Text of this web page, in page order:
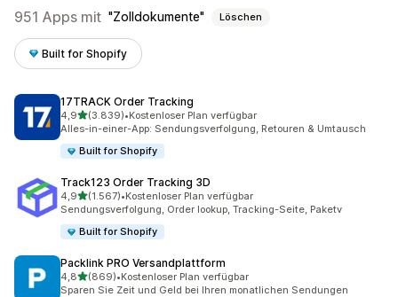
951 Apps mit Zolldokumente Löschen
Built for Shopify
17TRACK Order Tracking
4,9von 5 Sternen
(3.839)
3839 Rezensionen insgesamt
•Kostenloser Plan verfügbar
Alles-in-einer-App: Sendungsverfolgung, Retouren & Umtausch
Built for Shopify
Track123 Order Tracking 3D
4,9von 5 Sternen
(1.567)
1567 Rezensionen insgesamt
•Kostenloser Plan verfügbar
Sendungsverfolgung, Order lookup, Tracking-Seite, Paketv
Built for Shopify
Packlink PRO Versandplattform
4,8von 5 Sternen
(869)
869 Rezensionen insgesamt
•Kostenloser Plan verfügbar
Sparen Sie Zeit und Geld bei Ihren monatlichen Sendungen